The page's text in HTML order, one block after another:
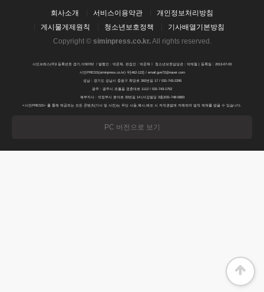
회사소개 서비스이용약관
개인정보처리방침
게시물게제원칙
청소년보호정책
기사배열기본방침
Copyright © siminpress.co.kr.All rights reserved.
시민프레스(주)l 등록번호 경기,아50702 ㅣ발행인 : 박준혁, 편집인 : 박준혁ㅣ 청소년보호담당관 : 박재철 | 등록일 : 2013-07-03
시민PRESS(siminpress.co.kr) 우[462-122] / email gve72@naver.com
성남 : 경기도 성남시 중원구 희망로 392번길 17 / 031-743-2295
광주 : 광주시 초월읍 경춘대로 1112 / 031-743-1752
북부지사 : 의정부시 분야로 33번길 14 (서강빌딩 3층)031-748-5883
<시민PRESS> 를 통해 제공되는 모든 콘텐츠(기사 및 사진)는 무단 사용,복사,배포 시 저작권법에 저해되며 법적 제재를 받을 수 있습니다.
PC 버전으로 보기